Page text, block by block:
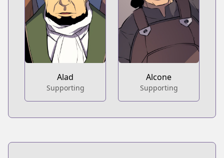
Alad
Supporting
Alcone
Supporting